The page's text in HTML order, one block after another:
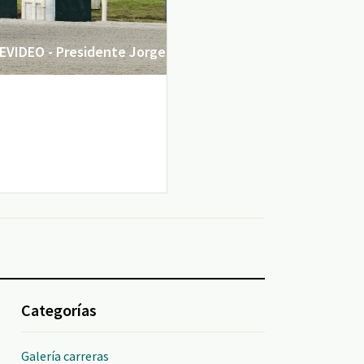
- Presidente Jorge
Categorías
Galería carreras